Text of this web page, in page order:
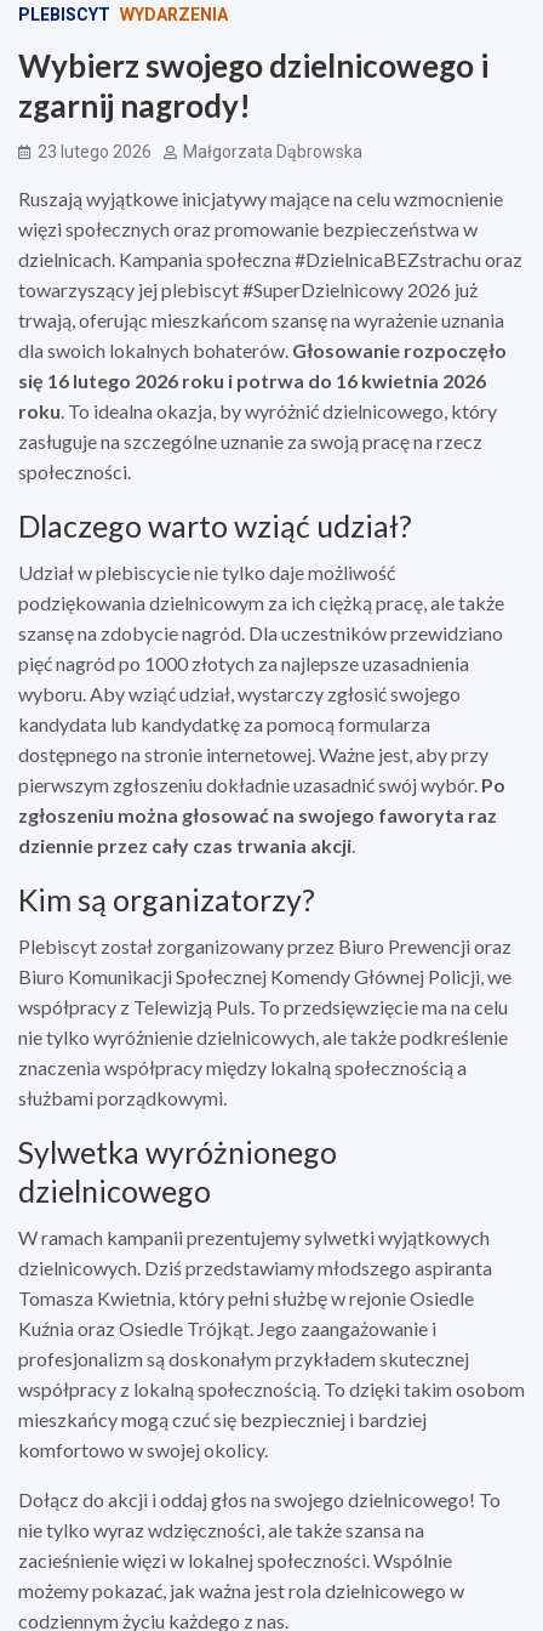
PLEBISCYT WYDARZENIA
Wybierz swojego dzielnicowego i
zgarnij nagrody!
23 lutego 2026 Małgorzata Dąbrowska
Ruszają wyjątkowe inicjatywy mające na celu wzmocnienie
więzi społecznych oraz promowanie bezpieczeństwa w
dzielnicach. Kampania społeczna #DzielnicaBEZstrachu oraz
towarzyszący jej plebiscyt #SuperDzielnicowy 2026 już
trwają, oferując mieszkańcom szansę na wyrażenie uznania
dla swoich lokalnych bohaterów. Głosowanie rozpoczęło
się 16 lutego 2026 roku i potrwa do 16 kwietnia 2026
roku . To idealna okazja, by wyróżnić dzielnicowego, który
zasługuje na szczególne uznanie za swoją pracę na rzecz
społeczności.
Dlaczego warto wziąć udział?
Udział w plebiscycie nie tylko daje możliwość
podziękowania dzielnicowym za ich ciężką pracę, ale także
szansę na zdobycie nagród. Dla uczestników przewidziano
pięć nagród po 1000 złotych za najlepsze uzasadnienia
wyboru. Aby wziąć udział, wystarczy zgłosić swojego
kandydata lub kandydatkę za pomocą formularza
dostępnego na stronie internetowej. Ważne jest, aby przy
pierwszym zgłoszeniu dokładnie uzasadnić swój wybór. Po
zgłoszeniu można głosować na swojego faworyta raz
dziennie przez cały czas trwania akcji
Kim są organizatorzy?
Plebiscyt został zorganizowany przez Biuro Prewencji oraz
Biuro Komunikacji Społecznej Komendy Głównej Policji, we
współpracy z Telewizją Puls. To przedsięwzięcie ma na celu
nie tylko wyróżnienie dzielnicowych, ale także podkreślenie
znaczenia współpracy między lokalną społecznością a
służbami porządkowymi.
Sylwetka wyróżnionego
dzielnicowego
W ramach kampanii prezentujemy sylwetki wyjątkowych
dzielnicowych. Dziś przedstawiamy młodszego aspiranta
Tomasza Kwietnia, który pełni służbę w rejonie Osiedle
Kuźnia oraz Osiedle Trójkąt. Jego zaangażowanie i
profesjonalizm są doskonałym przykładem skutecznej
współpracy z lokalną społecznością. To dzięki takim osobom
mieszkańcy mogą czuć się bezpieczniej i bardziej
komfortowo w swojej okolicy.
Dołącz do akcji i oddaj głos na swojego dzielnicowego! To
nie tylko wyraz wdzięczności, ale także szansa na
zacieśnienie więzi w lokalnej społeczności. Wspólnie
możemy pokazać, jak ważna jest rola dzielnicowego w
codziennym życiu każdego z nas.